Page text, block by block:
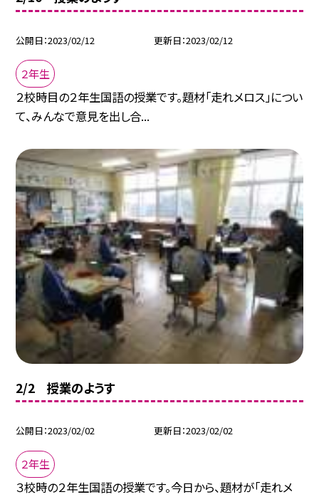
公開日 2023/02/12 更新日 2023/02/12
２年生
２校時目の２年生国語の授業です。題材「走れメロス」につい
て、みんなで意見を出し合...
2/2 授業のようす
公開日 2023/02/02 更新日 2023/02/02
２年生
３校時の２年生国語の授業です。今日から、題材が「走れメ